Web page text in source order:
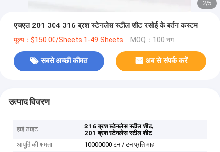
2/5
एचएल 201 304 316 ब्रश स्टेनलेस स्टील शीट रसोई के बर्तन कस्टम
मूल्य：$150.00/Sheets 1-49 Sheets MOQ：100 नग
सबसे अच्छी कीमत अब से संपर्क करें
उत्पाद विवरण
हाई लाइट 316 ब्रश स्टेनलेस स्टील शीट,
201 ब्रश स्टेनलेस स्टील शीट
आपूर्ति की क्षमता
10000000 टन / टन प्रति माह